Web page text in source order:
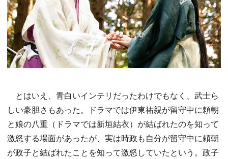
とはいえ、青白いインテリだったわけでもなく、武士ら
しい豪胆さもあった。ドラマでは伊東祐親が留守中に頼朝
と娘の八重（ドラマでは新垣結衣）が結ばれたのを知って
激怒する場面があったが、実は時政も自分が留守中に頼朝
が政子と結ばれたことを知って激怒していたという。政子